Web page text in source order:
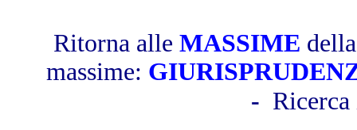
Ritorna alle MASSIME
massime:
-